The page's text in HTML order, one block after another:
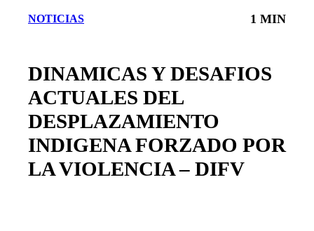
NOTICIAS 1 MIN
DINAMICAS Y DESAFIOS
ACTUALES DEL
DESPLAZAMIENTO
INDIGENA FORZADO POR
LA VIOLENCIA – DIFV